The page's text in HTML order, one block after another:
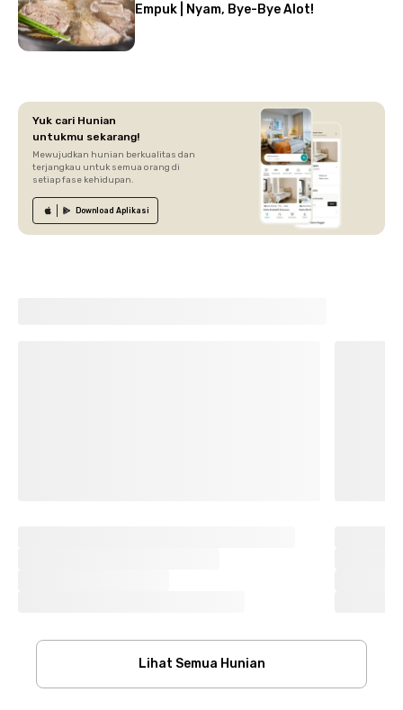
Empuk | Nyam, Bye-Bye Alot!
Yuk cari Hunian
untukmu sekarang!
Mewujudkan hunian berkualitas dan
terjangkau untuk semua orang di
setiap fase kehidupan.
Download Aplikasi
Lihat Semua Hunian